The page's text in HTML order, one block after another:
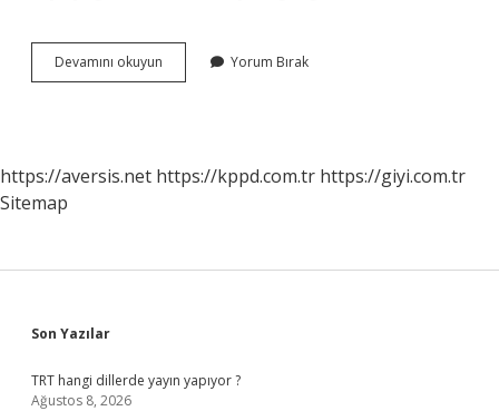
Devamını okuyun
Kilo
Süt
Yorum Bırak
https://aversis.net https://kppd.com.tr https://giyi.com.tr
Sitemap
Sidebar
Son Yazılar
TRT hangi dillerde yayın yapıyor ?
Ağustos 8, 2026